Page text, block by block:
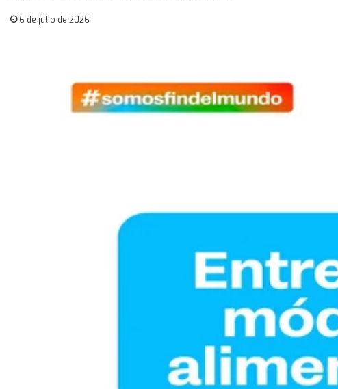
6 de julio de 2026